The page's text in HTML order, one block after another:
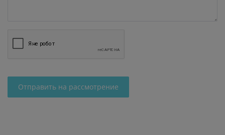
Отправить на рассмотрение